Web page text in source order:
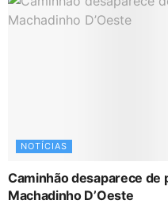
NOTÍCIAS
Caminhão desaparece de
Machadinho D’Oeste